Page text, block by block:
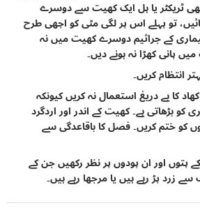
یا ہل ایک کھیت سے دوسرے
پہلے اس پر لگی مٹی کو اچھی طرح
کے جراثیم دوسرے کھیت میں نہ
کھڑا نہ ہونے دیں۔
کریں۔
بے دریغ استعمال نہ کریں کیونکہ
ہے۔ کھیت کے اندر اور اردگرد
کریں۔ فصل کا باقاعدگی سے
اور ان پودوں پر نظر رکھیں جن کے
رہے ہیں یا مرجھا رہے ہیں۔